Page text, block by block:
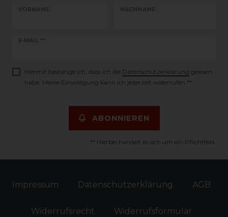
VORNAME NACHNAME
E-MAIL **
Newsletter
Hiermit bestätige ich, dass ich die Daten­schutz­erklärung gelesen
habe. Meine Einwilligung kann ich jederzeit widerrufen.**
ABONNIEREN
** Hierbei handelt es sich um ein Pflichtfeld.
Impressum Daten­schutz­erklärung AGB
Widerrufs­recht Widerrufs­formular